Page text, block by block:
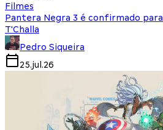
Filmes
Pantera Negra 3 é confirmado
T'Challa
Pedro Siqueira
25.jul.26